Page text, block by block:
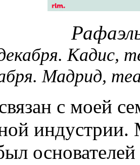
Кадис,
Мадрид,
с моей